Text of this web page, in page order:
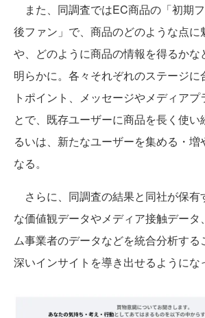
また、同調査ではEC商品の「初期
後ファン」で、商品のどのような点に
や、どのように商品の情報を得るかな
明らかに。各々それぞれのステージに
トポイント、メッセージやメディアプ
とで、既存ユーザーに商品を長く使い
るいは、新たなユーザーを集める・増
なる。
さらに、同調査の結果と同社が保有
な価値観データやメディア接触データ
ム事業者のデータなどを統合分析する
深いインサイトを導き出せるようにな